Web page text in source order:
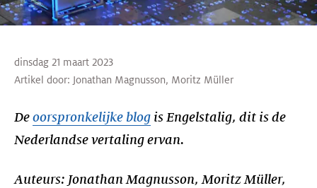
dinsdag 21 maart 2023
Artikel door: Jonathan Magnusson, Moritz Müller
De oorspronkelijke blog is Engelstalig, dit is de
Nederlandse vertaling ervan.
Auteurs: Jonathan Magnusson, Moritz Müller,